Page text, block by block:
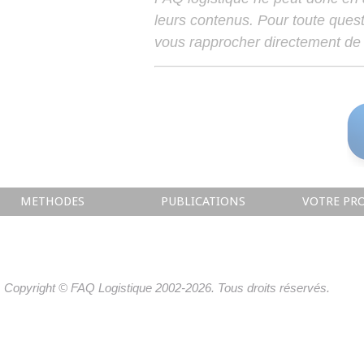
leurs contenus. Pour toute
vous rapprocher directement
METHODES PUBLICATIONS VOTRE
Copyright © FAQ Logistique 2002-2026. Tous droits réservés.